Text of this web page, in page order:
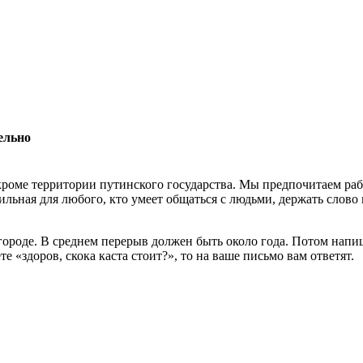
территории путинского государства. Мы предпочитаем
для любого, кто умеет общаться с людьми, держать
В среднем перерыв должен быть около года. Потом
скока каста стоит?», то на ваше письмо вам ответят.